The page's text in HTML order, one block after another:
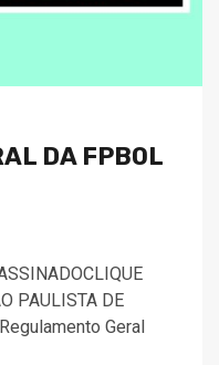
DA FPBOL
PAULISTA DE
Geral